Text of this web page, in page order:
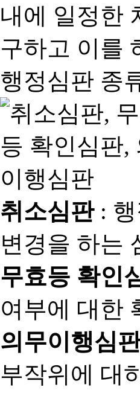
내에 일정한
구하고 이를
행정심판 종
취소심판: 행
변경을 하는
무효등 확인
여부에 대한
의무이행심
부작위에 대